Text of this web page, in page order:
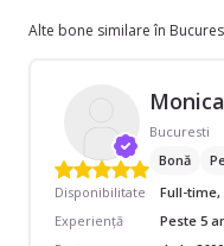
Alte bone similare în
Bucuresti
Bonă
Disponibilitate
Full-
Experiență
Peste 5